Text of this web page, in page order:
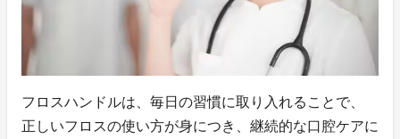
フロスハンドルは、毎日の習慣に取り入れることで、
正しいフロスの使い方が身につき、継続的な口腔ケアに